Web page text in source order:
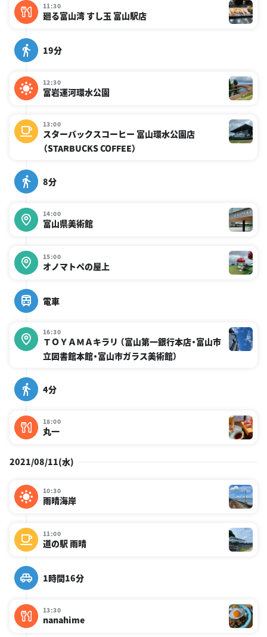
11:30
廻る富山湾 すし玉 富山駅店
19分
12:30
富岩運河環水公園
13:00
スターバックスコーヒー 富山環水公園店
（STARBUCKS COFFEE）
8分
14:00
富山県美術館
15:00
オノマトペの屋上
電車
16:30
ＴＯＹＡＭＡキラリ （富山第一銀行本店・富山市
立図書館本館・富山市ガラス美術館）
4分
18:00
丸一
2021/08/11(水)
10:30
雨晴海岸
11:00
道の駅 雨晴
1時間16分
13:30
nanahime